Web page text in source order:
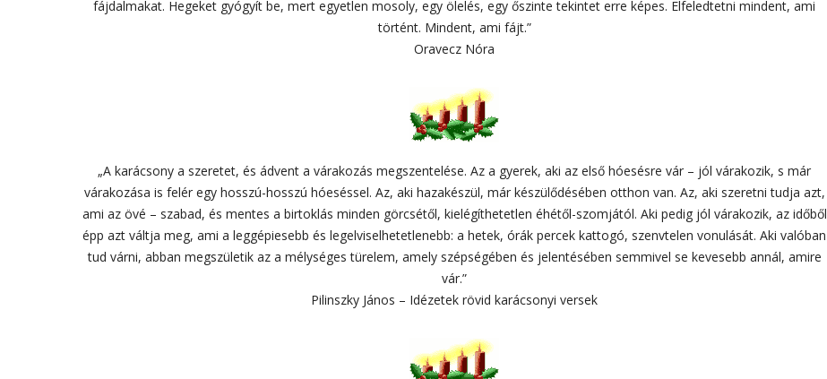
fájdalmakat. Hegeket gyógyít be, mert egyetlen mosoly, egy ölelés, egy őszinte tekintet erre képes. Elfeledtetni mindent, ami
történt. Mindent, ami fájt.”
Oravecz Nóra
„A karácsony a szeretet, és ádvent a várakozás megszentelése. Az a gyerek, aki az első hóesésre vár – jól várakozik, s már
várakozása is felér egy hosszú-hosszú hóeséssel. Az, aki hazakészül, már készülődésében otthon van. Az, aki szeretni tudja azt,
ami az övé – szabad, és mentes a birtoklás minden görcsétől, kielégíthetetlen éhétől-szomjától. Aki pedig jól várakozik, az időből
épp azt váltja meg, ami a leggépiesebb és legelviselhetetlenebb: a hetek, órák percek kattogó, szenvtelen vonulását. Aki valóban
tud várni, abban megszületik az a mélységes türelem, amely szépségében és jelentésében semmivel se kevesebb annál, amire
vár.”
Pilinszky János – Idézetek rövid karácsonyi versek